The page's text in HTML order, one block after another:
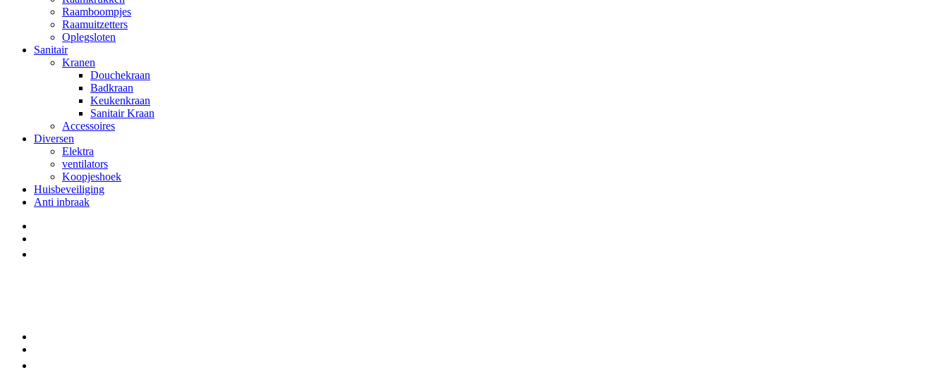
Raamboompjes
Raamuitzetters
Oplegsloten
Sanitair
Kranen
Douchekraan
Badkraan
Keukenkraan
Sanitair Kraan
Accessoires
Diversen
Elektra
ventilators
Koopjeshoek
Huisbeveiliging
Anti inbraak